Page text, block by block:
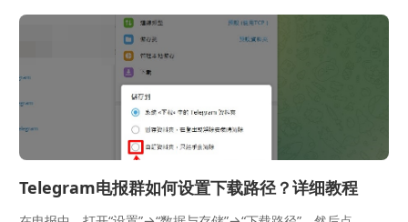
Telegram电报群如何设置下载路径？详细教程